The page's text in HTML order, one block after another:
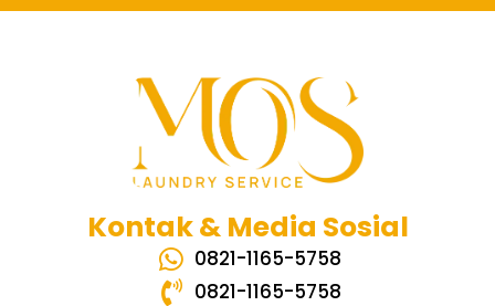
Kontak & Media Sosial
0821-1165-5758
0821-1165-5758